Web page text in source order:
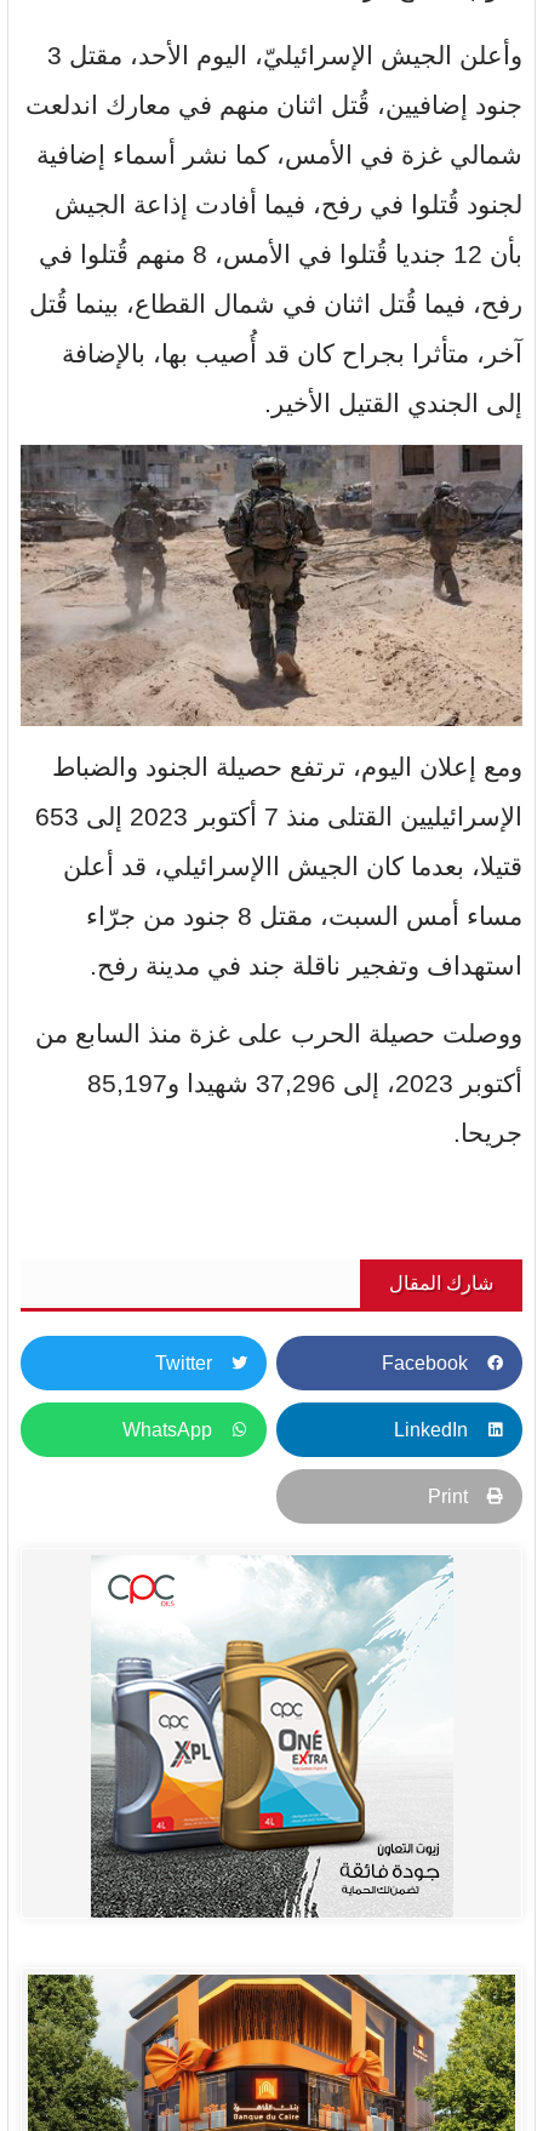
وأعلن الجيش الإسرائيليّ، اليوم الأحد، مقتل 3
جنود إضافيين، قُتل اثنان منهم في معارك اندلعت
شمالي غزة في الأمس، كما نشر أسماء إضافية
لجنود قُتلوا في رفح، فيما أفادت إذاعة الجيش
بأن 12 جنديا قُتلوا في الأمس، 8 منهم قُتلوا في
رفح، فيما قُتل اثنان في شمال القطاع، بينما قُتل
آخر، متأثرا بجراح كان قد أُصيب بها، بالإضافة
إلى الجندي القتيل الأخير.
ومع إعلان اليوم، ترتفع حصيلة الجنود والضباط
الإسرائيليين القتلى منذ 7 أكتوبر 2023 إلى 653
قتيلا، بعدما كان الجيش االإسرائيلي، قد أعلن
مساء أمس السبت، مقتل 8 جنود من جرّاء
استهداف وتفجير ناقلة جند في مدينة رفح.
ووصلت حصيلة الحرب على غزة منذ السابع من
أكتوبر 2023، إلى 37,296 شهيدا و85,197
جريحا.
شارك المقال
Facebook
Twitter
LinkedIn
WhatsApp
Print